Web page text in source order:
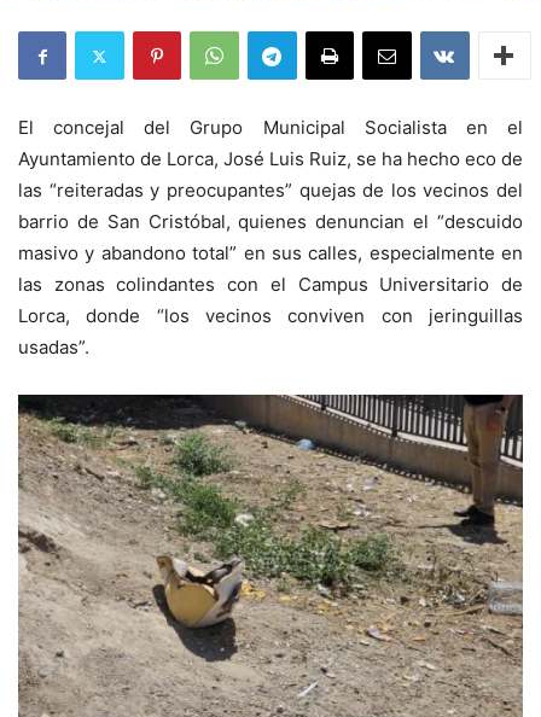
El concejal del Grupo Municipal Socialista en el
Ayuntamiento de Lorca, José Luis Ruiz, se ha hecho eco de
las “reiteradas y preocupantes” quejas de los vecinos del
barrio de San Cristóbal, quienes denuncian el “descuido
masivo y abandono total” en sus calles, especialmente en
las zonas colindantes con el Campus Universitario de
Lorca, donde “los vecinos conviven con jeringuillas
usadas”.